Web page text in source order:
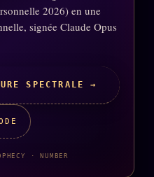
2026) en une
signée Claude Opus
SPECTRALE →
· NUMBER